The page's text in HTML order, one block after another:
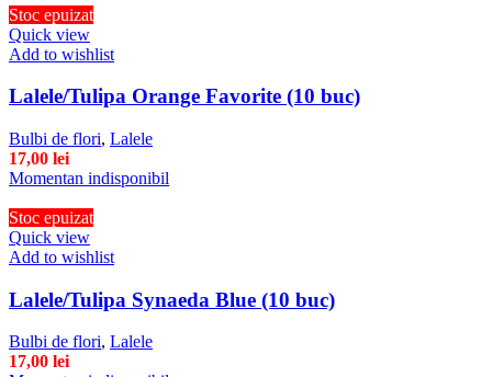
Stoc epuizat
Quick view
Add to wishlist
Lalele/Tulipa Orange Favorite (10 buc)
Bulbi de flori, Lalele
17,00 lei
Momentan indisponibil
Stoc epuizat
Quick view
Add to wishlist
Lalele/Tulipa Synaeda Blue (10 buc)
Bulbi de flori, Lalele
17,00 lei